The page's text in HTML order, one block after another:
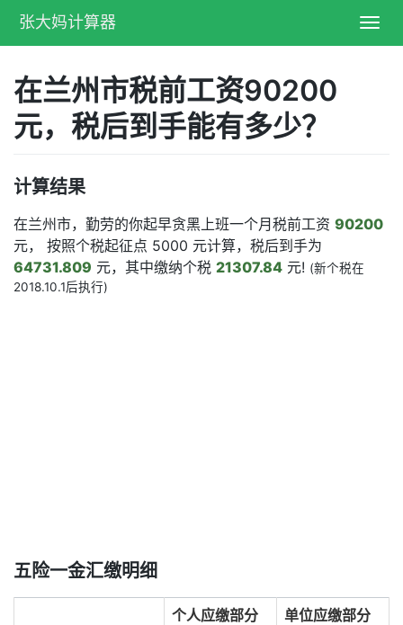
张大妈计算器
在兰州市税前工资90200
元，税后到手能有多少？
计算结果
在兰州市，勤劳的你起早贪黑上班一个月税前工资 90200
元， 按照个税起征点 5000 元计算，税后到手为
64731.809 元，其中缴纳个税 21307.84 元! (新个税在
2018.10.1后执行)
五险一金汇缴明细
个人应缴部分 单位应缴部分